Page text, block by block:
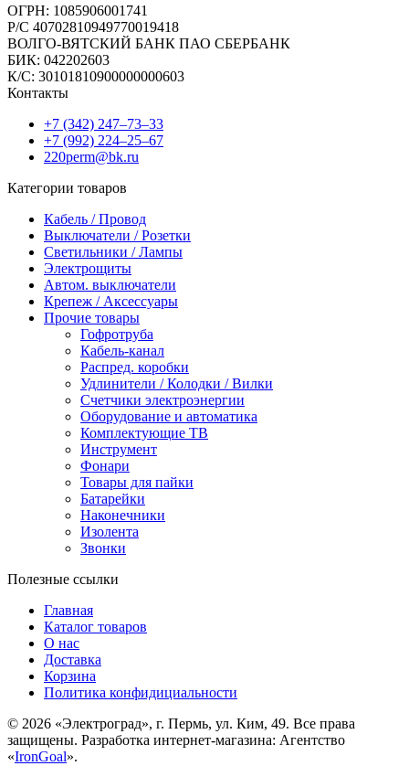
ОГРН: 1085906001741
Р/C 40702810949770019418
ВОЛГО-ВЯТСКИЙ БАНК ПАО СБЕРБАНК
БИК: 042202603
К/С: 30101810900000000603
Контакты
+7 (342) 247‒73‒33
+7 (992) 224‒25‒67
220perm@bk.ru
Категории товаров
Кабель / Провод
Выключатели / Розетки
Светильники / Лампы
Электрощиты
Автом. выключатели
Крепеж / Аксессуары
Прочие товары
Гофротруба
Кабель-канал
Распред. коробки
Удлинители / Колодки / Вилки
Счетчики электроэнергии
Оборудование и автоматика
Комплектующие ТВ
Инструмент
Фонари
Товары для пайки
Батарейки
Наконечники
Изолента
Звонки
Полезные ссылки
Главная
Каталог товаров
О нас
Доставка
Корзина
Политика конфидициальности
© 2026 «Электроград», г. Пермь, ул. Ким, 49. Все права
защищены. Разработка интернет-магазина: Агентство
«IronGoal».